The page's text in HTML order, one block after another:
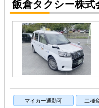
飯倉タクシー株式
マイカー通勤可 二種